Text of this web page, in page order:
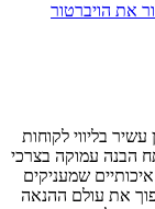
את הויברטור
בליווי לקוחות
הבנה עמוקה בצרכי
שמעניקים
את עולם ההנאה